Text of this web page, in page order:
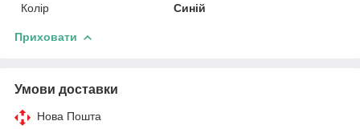
Колір
Синій
Приховати
Умови доставки
Нова Пошта